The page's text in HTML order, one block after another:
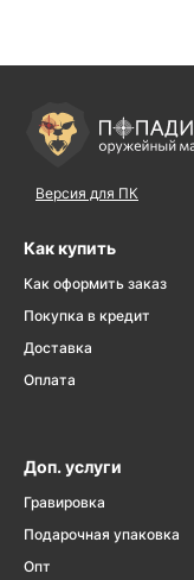
Версия для ПК
Как купить
Как оформить заказ
Покупка в кредит
Доставка
Оплата
Доп. услуги
Гравировка
Подарочная упаковка
Опт